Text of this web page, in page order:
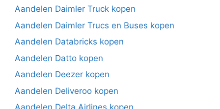
Aandelen Daimler Truck kopen
Aandelen Daimler Trucs en Buses kopen
Aandelen Databricks kopen
Aandelen Datto kopen
Aandelen Deezer kopen
Aandelen Deliveroo kopen